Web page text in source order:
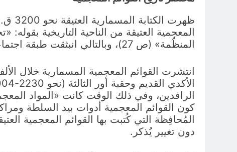
المعجمية العتيقة من الناحية التاريخية
المنظّمة» (ص 27)، وبالتالي انبثقت طبقة اجتماعية جديدة هي طبقة الكَتَبة اتخذت القوائم المعجمية وسيلة لبناء هويتها الاجتماعية.
انتشرت القوائم المعجمية المسمارية خلال
كون القوائم المعجمية أدوات بيد السلطة
المُحافِظة التي كُتبت بها القوائم المعجمية
دون تغيير يُذكر.